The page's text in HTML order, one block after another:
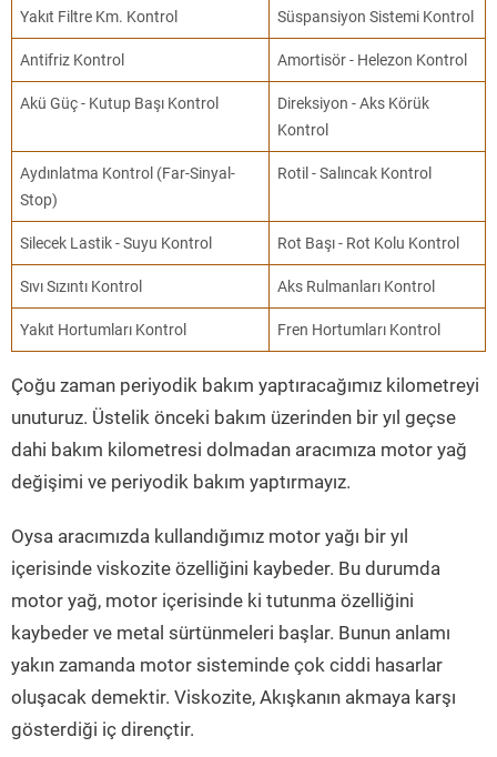
Yakıt Filtre Km. Kontrol Süspansiyon Sistemi Kontrol
Antifriz Kontrol Amortisör - Helezon Kontrol
Akü Güç - Kutup Başı Kontrol
Direksiyon - Aks Körük
Kontrol
Aydınlatma Kontrol (Far-Sinyal-
Stop)
Rotil - Salıncak Kontrol
Silecek Lastik - Suyu Kontrol Rot Başı - Rot Kolu Kontrol
Sıvı Sızıntı Kontrol Aks Rulmanları Kontrol
Yakıt Hortumları Kontrol Fren Hortumları Kontrol
Çoğu zaman periyodik bakım yaptıracağımız kilometreyi
unuturuz. Üstelik önceki bakım üzerinden bir yıl geçse
dahi bakım kilometresi dolmadan aracımıza motor yağ
değişimi ve periyodik bakım yaptırmayız.
Oysa aracımızda kullandığımız motor yağı bir yıl
içerisinde viskozite özelliğini kaybeder. Bu durumda
motor yağ, motor içerisinde ki tutunma özelliğini
kaybeder ve metal sürtünmeleri başlar. Bunun anlamı
yakın zamanda motor sisteminde çok ciddi hasarlar
oluşacak demektir. Viskozite, Akışkanın akmaya karşı
gösterdiği iç dirençtir.